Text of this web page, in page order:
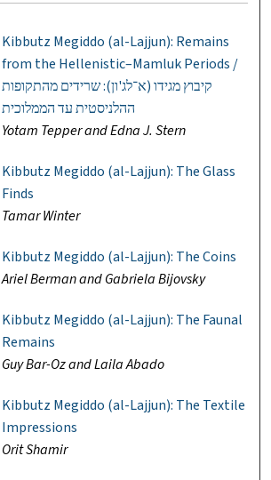
Kibbutz Megiddo (al-Lajjun): Remains
from the Hellenistic–Mamluk Periods /
קיבוץ מגידו (א־לג'ון): שרידים מהתקופות
ההלניסטית עד הממלוכית
Yotam Tepper and Edna J. Stern
Kibbutz Megiddo (al-Lajjun): The Glass
Finds
Tamar Winter
Kibbutz Megiddo (al-Lajjun): The Coins
Ariel Berman and Gabriela Bijovsky
Kibbutz Megiddo (al-Lajjun): The Faunal
Remains
Guy Bar-Oz and Laila Abado
Kibbutz Megiddo (al-Lajjun): The Textile
Impressions
Orit Shamir